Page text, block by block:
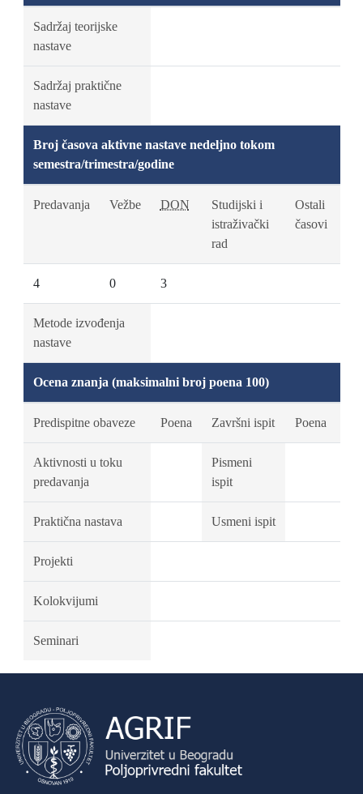
Sadržaj teorijske
nastave
Sadržaj praktične
nastave
Broj časova aktivne nastave nedeljno tokom
semestra/trimestra/godine
Predavanja Vežbe DON
Studijski i
istraživački
rad
Ostali
časovi
4 0 3
Metode izvođenja
nastave
Ocena znanja (maksimalni broj poena 100)
Predispitne obaveze Poena Završni ispit Poena
Aktivnosti u toku
predavanja
Pismeni
ispit
Praktična nastava Usmeni ispit
Projekti
Kolokvijumi
Seminari